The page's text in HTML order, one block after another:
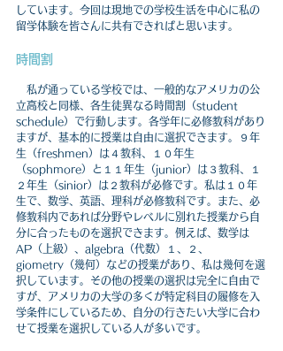
しています。今回は現地での学校生活を中心に私の
留学体験を皆さんに共有できればと思います。
時間割
私が通っている学校では、一般的なアメリカの公
立高校と同様、各生徒異なる時間割（student
schedule）で行動します。各学年に必修教科があり
ますが、基本的に授業は自由に選択できます。９年
生（freshmen）は４教科、１０年生
（sophmore）と１１年生（junior）は３教科、１
２年生（sinior）は２教科が必修です。私は１０年
生で、数学、英語、理科が必修教科です。また、必
修教科内であれば分野やレベルに別れた授業から自
分に合ったものを選択できます。例えば、数学は
AP（上級）、algebra（代数）１、２、
giometry（幾何）などの授業があり、私は幾何を選
択しています。その他の授業の選択は完全に自由で
すが、アメリカの大学の多くが特定科目の履修を入
学条件にしているため、自分の行きたい大学に合わ
せて授業を選択している人が多いです。